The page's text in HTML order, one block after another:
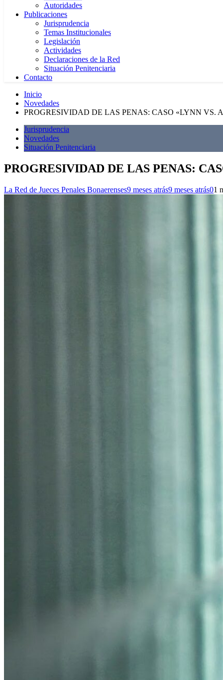
Autoridades
Publicaciones
Jurisprudencia
Temas Institucionales
Legislación
Actividades
Declaraciones de la Red
Situación Penitenciaria
Contacto
Inicio
Novedades
PROGRESIVIDAD DE LAS PENAS: CASO «LYNN VS.
Jurisprudencia
Novedades
Situación Penitenciaria
PROGRESIVIDAD DE LAS PENAS:
La Red de Jueces Penales Bonaerenses9 meses atrás9 meses atrás01